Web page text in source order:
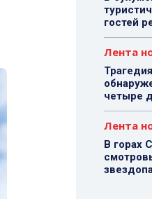
гостей
Лента
четыре
Лента
В горах